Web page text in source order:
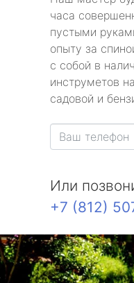
часа
пустыми
опыту за
с собой в
инструметов
садовой и
Или
+7 (812)